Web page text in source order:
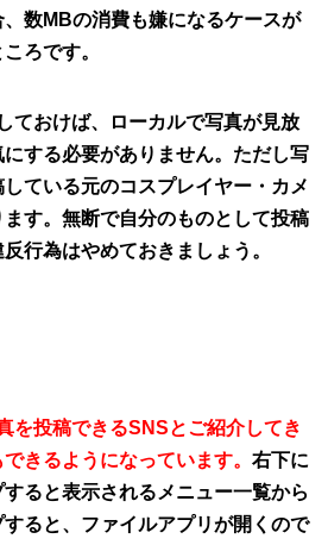
数MBの消費も嫌になるケースが
ろです。
ておけば、ローカルで写真が見放
する必要がありません。ただし写
ている元のコスプレイヤー・カメ
す。無断で自分のものとして投稿
行為はやめておきましょう。
を投稿できるSNSとご紹介してき
きるようになっています。 右下に
ると表示されるメニュー一覧から
すると、ファイルアプリが開くので